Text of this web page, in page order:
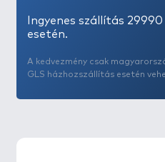
Ingyenes szállítás
esetén.
A kedvezmény csak
GLS házhozszállítás esetén